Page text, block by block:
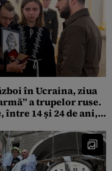
în Ucraina, ziua
a trupelor ruse.
între 14 și 24 de ani,
uciși în Kiev, până
Ucrainei rachete
milioane de dolari